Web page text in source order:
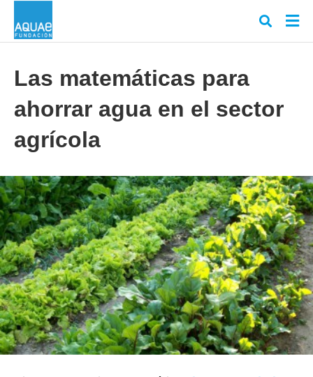
Las matemáticas para
ahorrar agua en el sector
agrícola